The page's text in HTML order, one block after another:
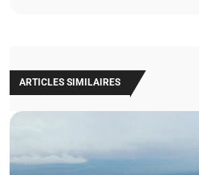
ARTICLES SIMILAIRES